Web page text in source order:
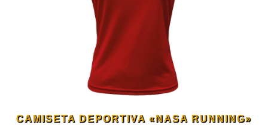
variantes.
Las
opciones
se
CAMISETA DEPORTIVA «NASA RUNNING»